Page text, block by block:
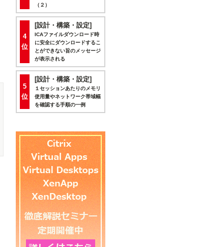
（２）
4
位
[設計・構築・設定]
ICAファイルダウンロード時
に安全にダウンロードするこ
とができない旨のメッセージ
が表示される
5
位
[設計・構築・設定]
１セッションあたりのメモリ
使用量やネットワーク帯域幅
を確認する手順の一例